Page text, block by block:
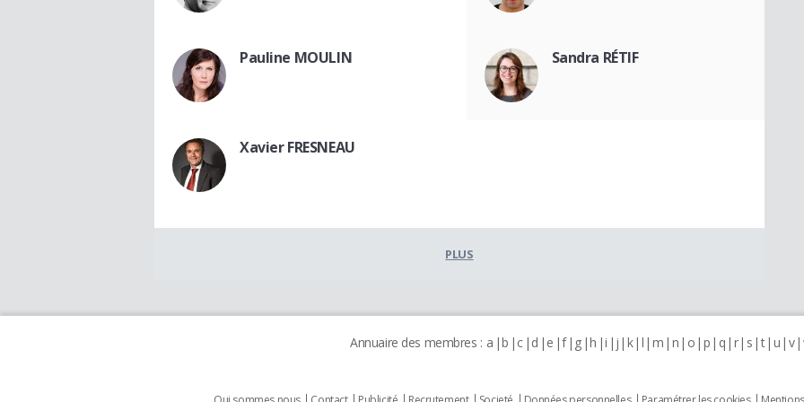
Pauline MOULIN Sandra RÉTIF
Xavier FRESNEAU
PLUS
Annuaire des membres : a b c d e f g h i j k l m n o p q r s t u v